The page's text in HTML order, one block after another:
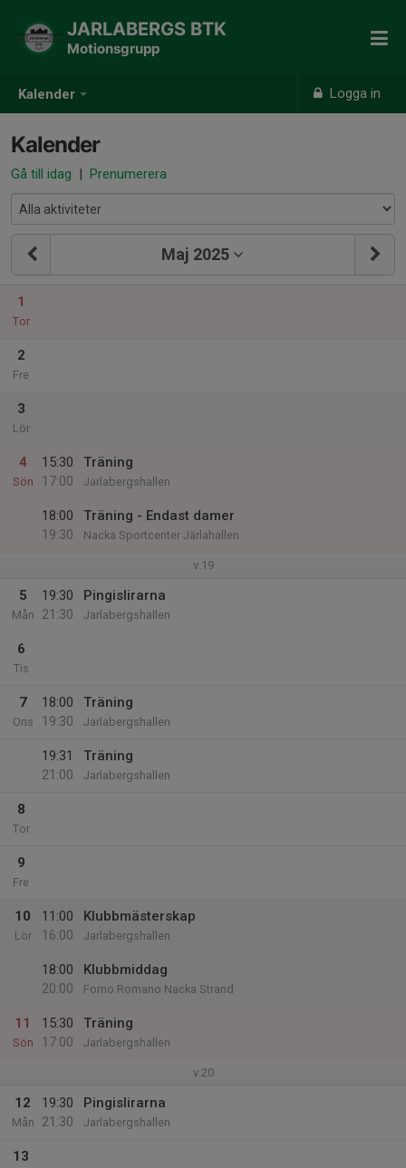
Kalender Logga in
JARLABERGS BTK
Motionsgrupp
Kalender
Gå till idag | Prenumerera
Maj 2025
1
Tor
2
Fre
3
Lör
4
Sön
15:30
17:00
Träning
Jarlabergshallen
18:00
19:30
Träning - Endast damer
Nacka Sportcenter Järlahallen
v.19
5
Mån
19:30
21:30
Pingislirarna
Jarlabergshallen
6
Tis
7
Ons
18:00
19:30
Träning
Jarlabergshallen
19:31
21:00
Träning
Jarlabergshallen
8
Tor
9
Fre
10
Lör
11:00
16:00
Klubbmästerskap
Jarlabergshallen
18:00
20:00
Klubbmiddag
Forno Romano Nacka Strand
11
Sön
15:30
17:00
Träning
Jarlabergshallen
v.20
12
Mån
19:30
21:30
Pingislirarna
Jarlabergshallen
13